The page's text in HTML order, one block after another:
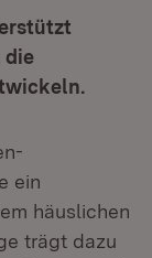
die
ein
häuslichen
trägt dazu